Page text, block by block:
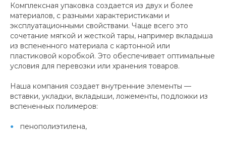
Комплексная упаковка создается из двух и более
материалов, с разными характеристиками и
эксплуатационными свойствами. Чаще всего это
сочетание мягкой и жесткой тары, например вкладыша
из вспененного материала с картонной или
пластиковой коробкой. Это обеспечивает оптимальные
условия для перевозки или хранения товаров.
Наша компания создает внутренние элементы —
вставки, укладки, вкладыши, ложементы, подложки из
вспененных полимеров:
пенополиэтилена,